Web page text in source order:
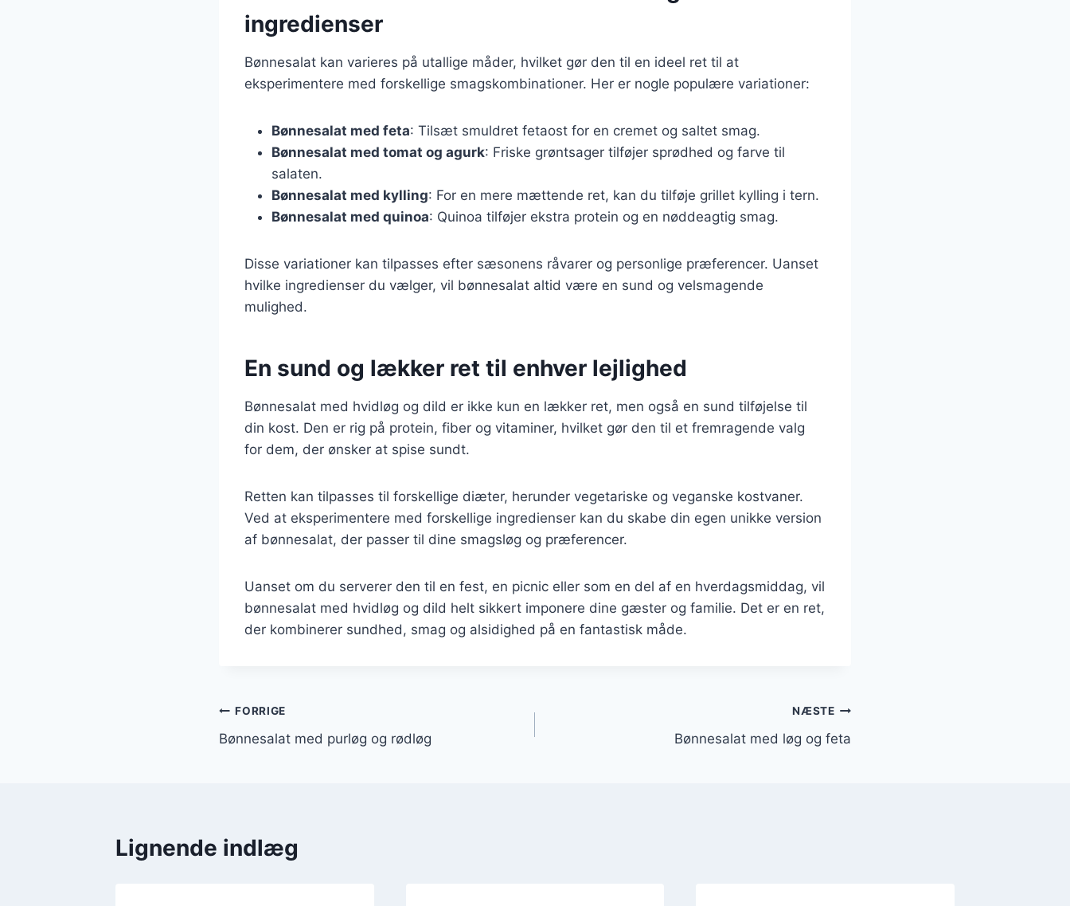
ingredienser
Bønnesalat kan varieres på utallige måder, hvilket gør den til en ideel ret til at
eksperimentere med forskellige smagskombinationer. Her er nogle populære variationer:
Bønnesalat med feta: Tilsæt smuldret fetaost for en cremet og saltet smag.
Bønnesalat med tomat og agurk: Friske grøntsager tilføjer sprødhed og farve til
salaten.
Bønnesalat med kylling: For en mere mættende ret, kan du tilføje grillet kylling i tern.
Bønnesalat med quinoa: Quinoa tilføjer ekstra protein og en nøddeagtig smag.
Disse variationer kan tilpasses efter sæsonens råvarer og personlige præferencer. Uanset
hvilke ingredienser du vælger, vil bønnesalat altid være en sund og velsmagende
mulighed.
En sund og lækker ret til enhver lejlighed
Bønnesalat med hvidløg og dild er ikke kun en lækker ret, men også en sund tilføjelse til
din kost. Den er rig på protein, fiber og vitaminer, hvilket gør den til et fremragende valg
for dem, der ønsker at spise sundt.
Retten kan tilpasses til forskellige diæter, herunder vegetariske og veganske kostvaner.
Ved at eksperimentere med forskellige ingredienser kan du skabe din egen unikke version
af bønnesalat, der passer til dine smagsløg og præferencer.
Uanset om du serverer den til en fest, en picnic eller som en del af en hverdagsmiddag, vil
bønnesalat med hvidløg og dild helt sikkert imponere dine gæster og familie. Det er en ret,
der kombinerer sundhed, smag og alsidighed på en fantastisk måde.
Indlægsnavigation
FORRIGE
Bønnesalat med purløg og rødløg
NÆSTE
Bønnesalat med løg og feta
Lignende indlæg